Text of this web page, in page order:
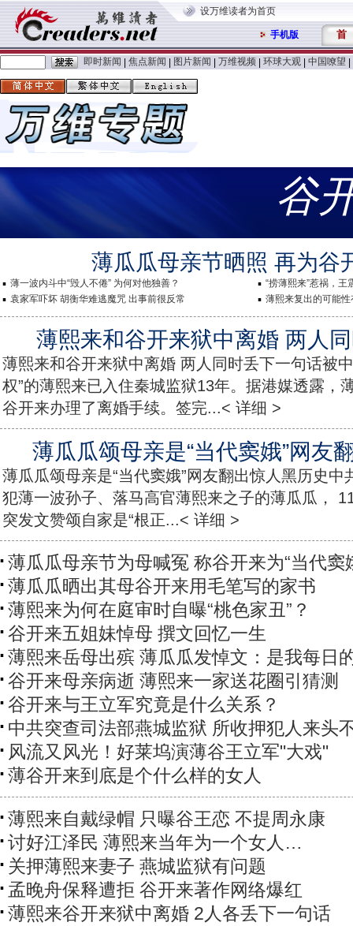
设万维读者为首页
手机版 首
即时新闻 焦点新闻 图片新闻 万维视频 环球大观 中国嘹望
谷
薄瓜瓜母亲节晒照 再为谷
薄一波内斗中“毁人不倦” 为何对他独善？
“捞薄熙来”惹祸，
袁家军吓坏 胡衡华难逃魔咒 出事前很反常
薄熙来复出的可能性
薄熙来和谷开来狱中离婚 两人
薄熙来和谷开来狱中离婚 两人同时丢下一句话被
权”的薄熙来已入住秦城监狱13年。据港媒透露，
谷开来办理了离婚手续。签完...< 详细 >
薄瓜瓜颂母亲是“当代窦娥”网友
薄瓜瓜颂母亲是“当代窦娥”网友翻出惊人黑历史中
犯薄一波孙子、落马高官薄熙来之子的薄瓜瓜，
突发文赞颂自家是“根正...< 详细 >
薄瓜瓜母亲节为母喊冤 称谷开来为“当代窦
薄瓜瓜晒出其母谷开来用毛笔写的家书
薄熙来为何在庭审时自曝“桃色家丑”？
谷开来五姐妹悼母 撰文回忆一生
薄熙来岳母出殡 薄瓜瓜发悼文：是我每日
谷开来母亲病逝 薄熙来一家送花圈引猜测
谷开来与王立军究竟是什么关系？
中共突查司法部燕城监狱 所收押犯人来头
风流又风光！好莱坞演薄谷王立军"大戏"
薄谷开来到底是个什么样的女人
薄熙来自戴绿帽 只曝谷王恋 不提周永康
讨好江泽民 薄熙来当年为一个女人…
关押薄熙来妻子 燕城监狱有问题
孟晚舟保释遭拒 谷开来著作网络爆红
薄熙来谷开来狱中离婚 2人各丢下一句话